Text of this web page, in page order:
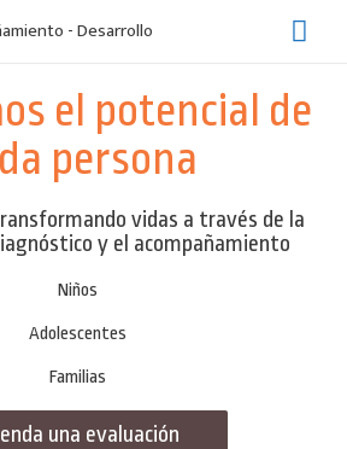
- Desarrollo
el potencial de
persona
vidas a través de la
y el acompañamiento
Niños
Adolescentes
Familias
una evaluación